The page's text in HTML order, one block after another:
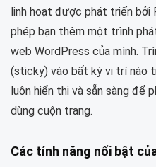
linh hoạt được phát triển bởi
phép bạn thêm một trình
web WordPress của mình.
(sticky) vào bất kỳ vị trí nào
luôn hiển thị và sẵn sàng để
dùng cuộn trang.
Các tính năng nổi bật